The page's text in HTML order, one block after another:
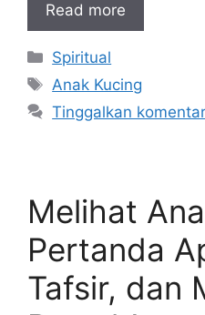
Read more
Kategori
Spiritual
Tag
Anak Kucing
Tinggalkan komentar
Melihat
Pertanda
Tafsir, dan